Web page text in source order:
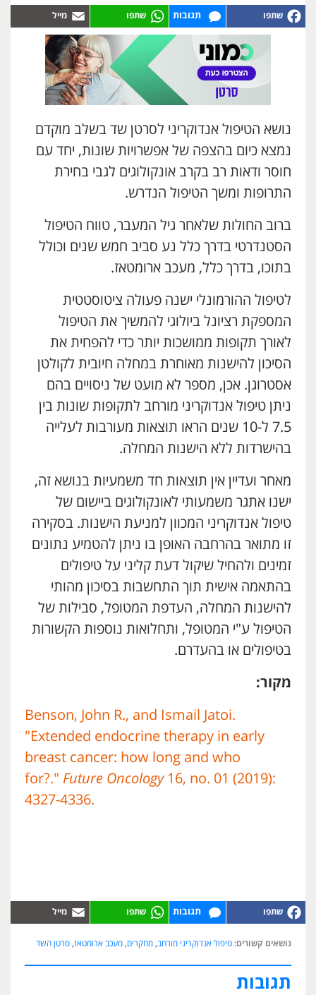
תגובות
נושא הטיפול אנדוקריני לסרטן שד בשלב מוקדם
נמצא כיום בהצפה של אפשרויות שונות, יחד עם
חוסר ודאות רב בקרב אונקולוגים לגבי בחירת
התרופות ומשך הטיפול הנדרש.
ברוב החולות שלאחר גיל המעבר, טווח הטיפול
הסטנדרטי בדרך כלל נע סביב חמש שנים וכולל
בתוכו, בדרך כלל, מעכב ארומטאז.
לטיפול ההורמונלי ישנה פעולה ציטוסטטית
המספקת רציונל ביולוגי להמשיך את הטיפול
לאורך תקופות ממושכות יותר כדי להפחית את
הסיכון להישנות מאוחרת במחלה חיובית לקולטן
אסטרוגן. אכן, מספר לא מועט של ניסויים בהם
ניתן טיפול אנדוקריני מורחב לתקופות שונות בין
7.5 ל-10 שנים הראו תוצאות מעורבות לעלייה
בהישרדות ללא הישנות המחלה.
מאחר ועדיין אין תוצאות חד משמעיות בנושא זה,
ישנו אתגר משמעותי לאונקולוגים ביישום של
טיפול אנדוקריני המכוון למניעת הישנות. בסקירה
זו מתואר בהרחבה האופן בו ניתן להטמיע נתונים
זמינים ולהחיל שיקול דעת קליני על טיפולים
בהתאמה אישית תוך התחשבות בסיכון מהותי
להישנות המחלה, העדפת המטופל, סבילות של
הטיפול ע"י המטופל, ותחלואות נוספות הקשורות
בטיפולים או בהעדרם.
מקור:
Benson, John R., and Ismail Jatoi.
"Extended endocrine therapy in early
breast cancer: how long and who
for?." Future Oncology16, no. 01 (2019):
4327-4336.
תגובות
נושאים קשורים: טיפול אנדוקריני מורחב, מחקרים, מעכב ארומטאז, סרטן השד
תגובות